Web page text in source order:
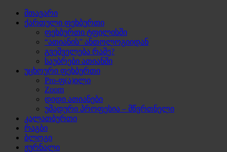
მთავარი
ქართული ფეხბურთი
ფეხბურთი ტფილისში
“ათიანის” ანთოლოგიიდან
გვეშველება რამე?
საუბრები ათიანში
უცხოური ფეხბურთი
Pro-ფ(ა)ილი
Zoom
დიდი ათიანები
უმადური პროფესია – მწვრთნელი
კალათბურთი
რაგბი
ბლოგი
ჟურნალი